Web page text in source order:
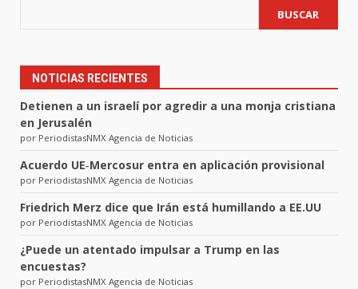
BUSCAR
NOTICIAS RECIENTES
Detienen a un israelí por agredir a una monja cristiana
en Jerusalén
por PeriodistasNMX Agencia de Noticias
Acuerdo UE‑Mercosur entra en aplicación provisional
por PeriodistasNMX Agencia de Noticias
Friedrich Merz dice que Irán está humillando a EE.UU
por PeriodistasNMX Agencia de Noticias
¿Puede un atentado impulsar a Trump en las
encuestas?
por PeriodistasNMX Agencia de Noticias